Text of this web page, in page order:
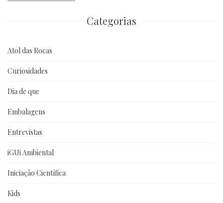
Categorias
Atol das Rocas
Curiosidades
Dia de que
Embalagens
Entrevistas
iGUi Ambiental
Iniciação Científica
Kids